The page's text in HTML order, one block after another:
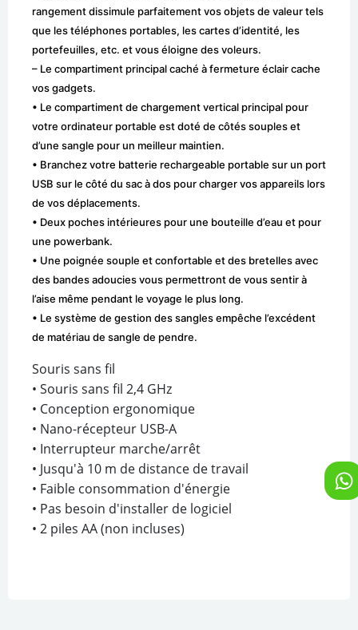
rangement dissimule parfaitement vos objets de valeur tels
que les téléphones portables, les cartes d’identité, les
portefeuilles, etc. et vous éloigne des voleurs.
– Le compartiment principal caché à fermeture éclair cache
vos gadgets.
• Le compartiment de chargement vertical principal pour
votre ordinateur portable est doté de côtés souples et
d’une sangle pour un meilleur maintien.
• Branchez votre batterie rechargeable portable sur un port
USB sur le côté du sac à dos pour charger vos appareils lors
de vos déplacements.
• Deux poches intérieures pour une bouteille d’eau et pour
une powerbank.
• Une poignée souple et confortable et des bretelles avec
des bandes adoucies vous permettront de vous sentir à
l’aise même pendant le voyage le plus long.
• Le système de gestion des sangles empêche l’excédent
de matériau de sangle de pendre.
Souris sans fil
• Souris sans fil 2,4 GHz
• Conception ergonomique
• Nano-récepteur USB-A
• Interrupteur marche/arrêt
• Jusqu'à 10 m de distance de travail
• Faible consommation d'énergie
• Pas besoin d'installer de logiciel
• 2 piles AA (non incluses)